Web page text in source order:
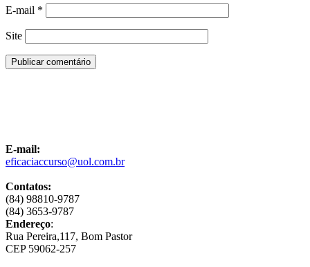
E-mail *
Site
E-mail:
eficaciaccurso@uol.com.br
Contatos:
(84) 98810-9787
(84) 3653-9787
Endereço:
Rua Pereira,117, Bom Pastor
CEP 59062-257